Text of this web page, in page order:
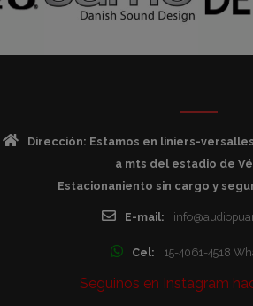
Dirección: Estamos en liniers-
a mts del estadio de
Estacionaniento sin cargo y
E-mail:
Cel: 15-4061-4518
Seguinos en Instagram